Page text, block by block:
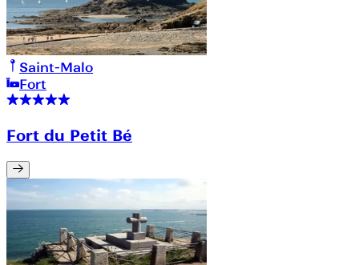
Saint-Malo
Fort
Fort du Petit Bé